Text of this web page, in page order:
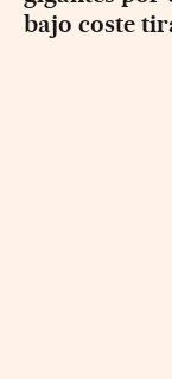
bajo coste